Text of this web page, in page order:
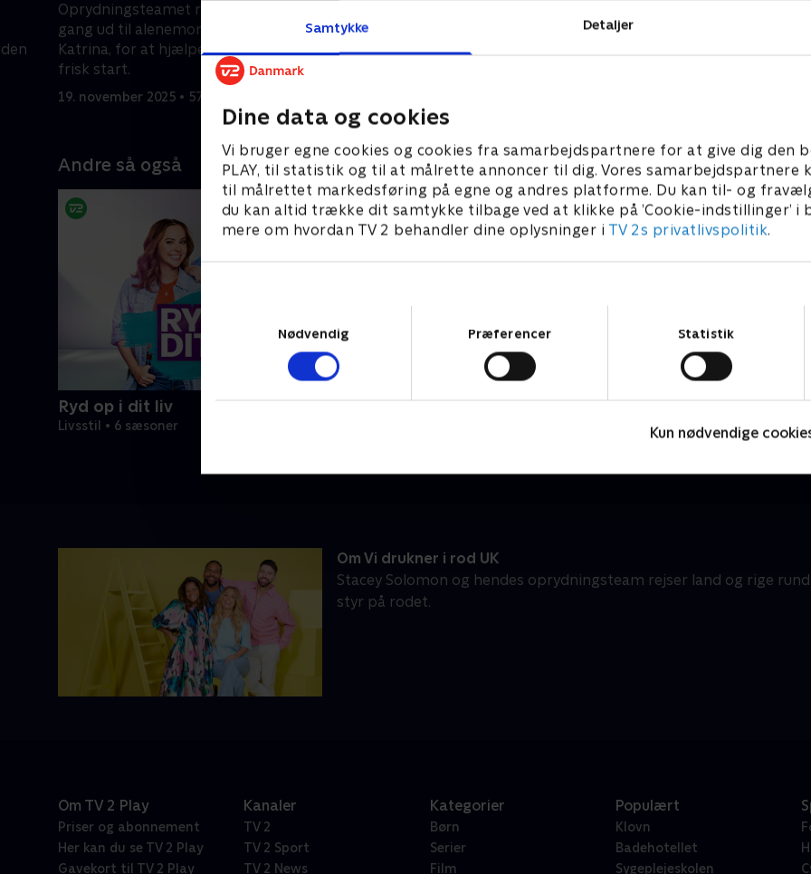
Samtykke Detaljer
Dine data og cookies
Vi bruger egne cookies og cookies fra samarbejdspartnere for at give dig den
PLAY, til statistik og til at målrette annoncer til dig. Vores samarbejdspartnere
til målrettet markedsføring på egne og andres platforme. Du kan til- og
du kan altid trække dit samtykke tilbage ved at klikke på ’Cookie-indstillinger’ i
mere om hvordan TV 2 behandler dine oplysninger i TV 2s privatlivspolitik.
Nødvendig
Præferencer Statistik
Kun nødvendige
Oprydningsteamet rykker denne
gang ud til alenemoren til fire,
Katrina, for at hjælpe hende med en
frisk start.
19. november 2025 • 57 min
flere år sparede sammen til
drømmehuset. Men efter de har fået
bøger, men efterhånden
Andre så også
Ryd op i dit liv
Livsstil • 6 sæsoner
Om Vi drukner i rod UK
Stacey Solomon og hendes oprydningsteam rejser land og rige
styr på rodet.
Om TV 2 Play
Priser og abonnement
Her kan du se TV 2 Play
Gavekort til TV 2 Play
Kanaler
TV 2
TV 2 Sport
TV 2 News
Kategorier
Børn
Serier
Film
Populært
Klovn
Badehotellet
Sygeplejeskolen